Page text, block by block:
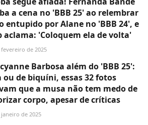
a cena no 'BBB 25' ao relembrar
entupido por Alane no 'BBB 24', e
aclama: 'Coloquem ela de volta'
fevereiro de 2025
Barbosa além do 'BBB 25':
ou de biquíni, essas 32 fotos
que a musa não tem medo de
corpo, apesar de críticas
janeiro de 2025